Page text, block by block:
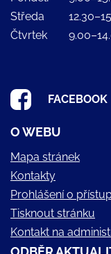
Středa
Čtvrtek
FACEBOOK
O WEBU
Mapa stránek
Kontakty
Prohlášení o
Tisknout stránku
Kontakt na